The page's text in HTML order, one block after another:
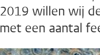
2019 willen wij
met een aantal